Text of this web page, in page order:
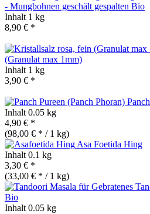
- Mungbohnen geschält gespalten Bio
Inhalt 1 kg
8,90 € *
(Granulat max 1mm)
Inhalt 1 kg
3,90 € *
Inhalt 0.05 kg
4,90 € *
(98,00 € * / 1 kg)
Asa Foetida Hing
Inhalt 0.1 kg
3,30 € *
(33,00 € * / 1 kg)
Bio
Inhalt 0.05 kg